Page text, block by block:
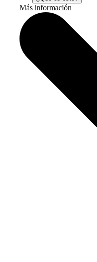
Más información